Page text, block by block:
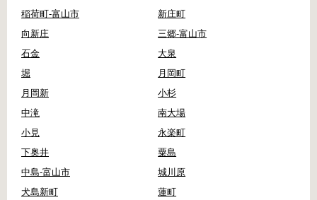
稲荷町-富山市
新庄町
向新庄
三郷-富山市
石金
大泉
堀
月岡町
月岡新
小杉
中滝
南大場
小見
永楽町
下奥井
粟島
中島-富山市
城川原
犬島新町
蓮町